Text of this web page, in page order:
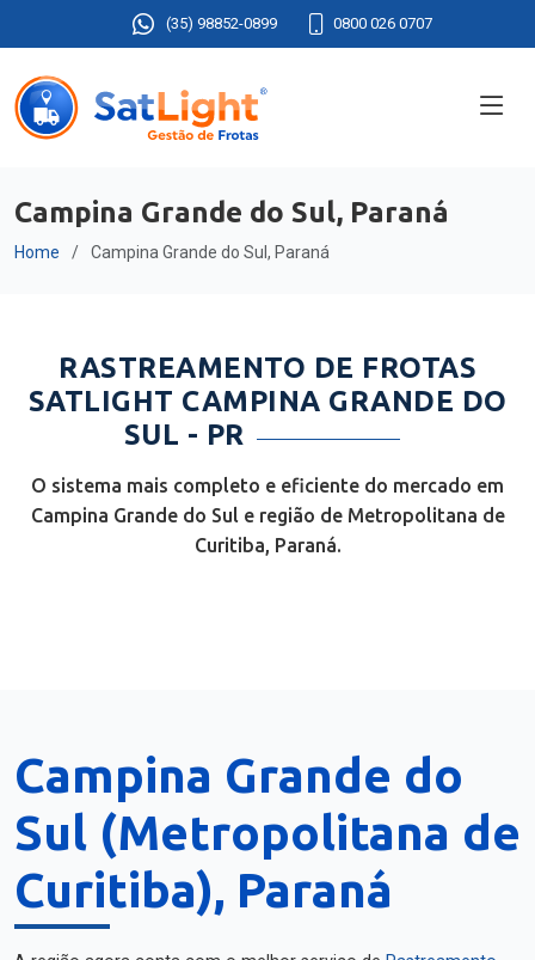
(35) 98852-0899 0800 026 0707
Campina Grande do Sul, Paraná
Home Campina Grande do Sul, Paraná
RASTREAMENTO DE FROTAS
SATLIGHT CAMPINA GRANDE DO
SUL - PR
O sistema mais completo e eficiente do mercado em
Campina Grande do Sul e região de Metropolitana de
Curitiba, Paraná.
Campina Grande do
Sul (Metropolitana de
Curitiba), Paraná